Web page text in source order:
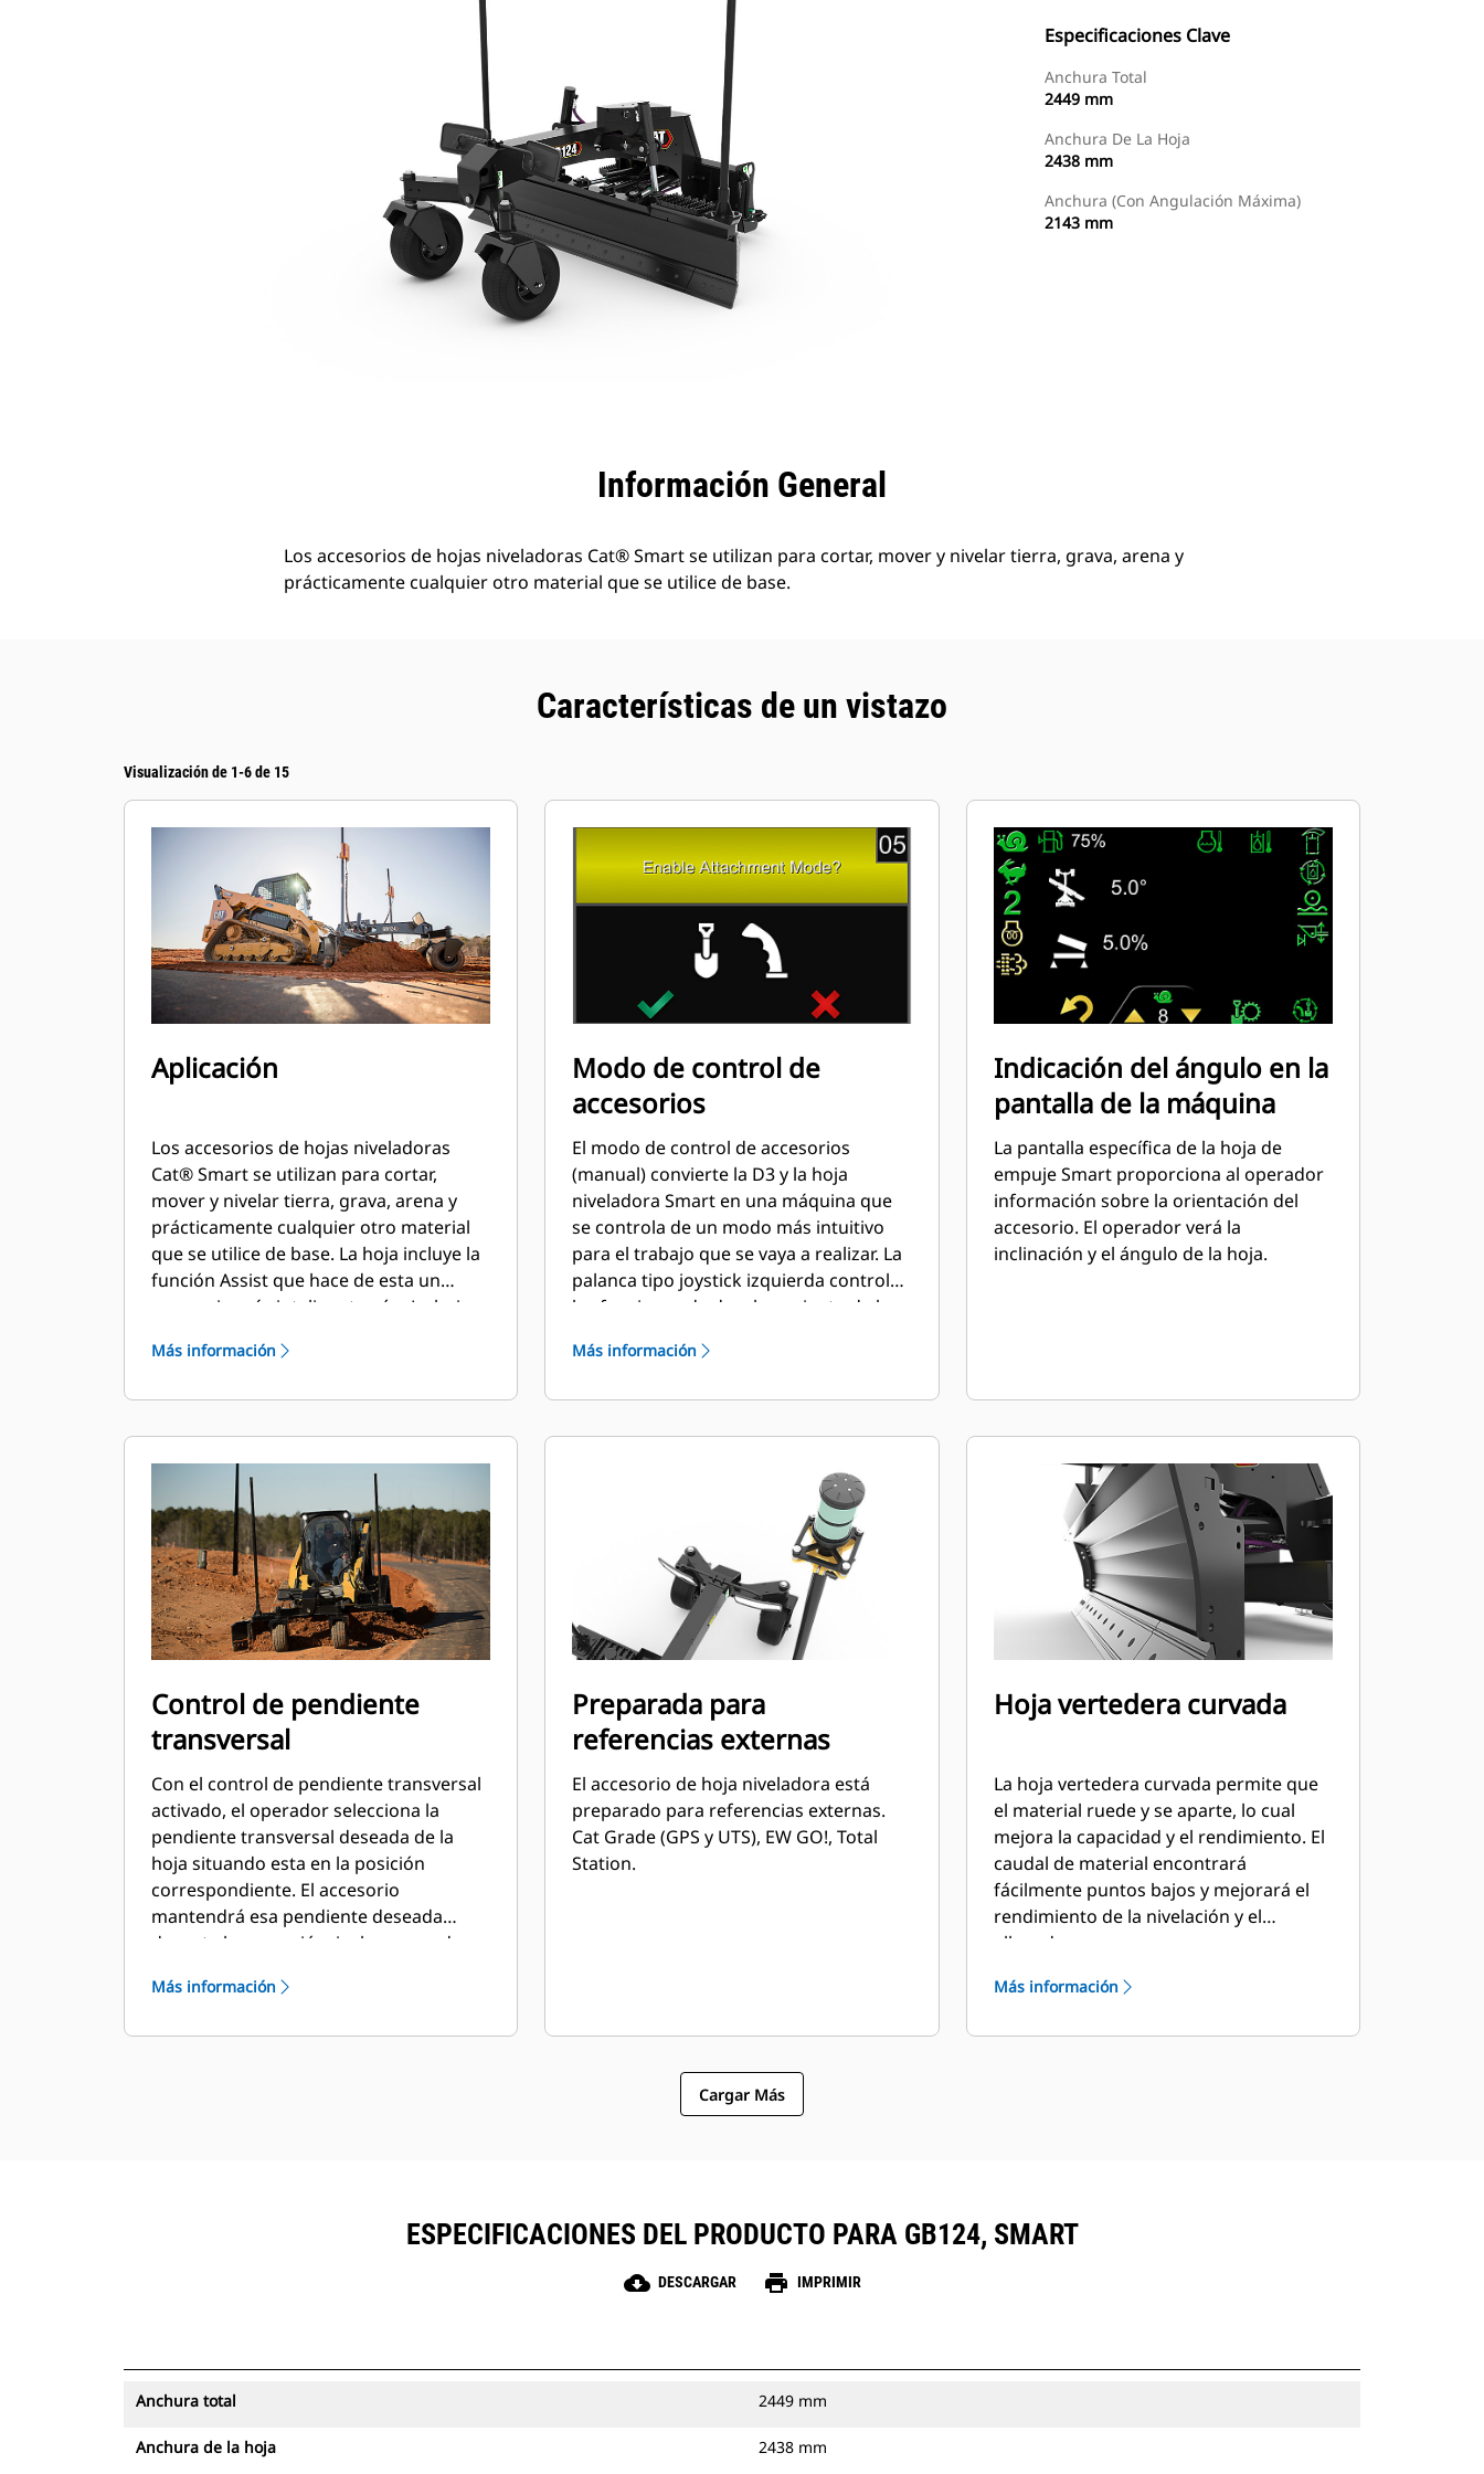
Especificaciones Clave
Anchura Total
2449 mm
Anchura De La Hoja
2438 mm
Anchura (con Angulación Máxima)
2143 mm
Información General
Los accesorios de hojas niveladoras Cat® Smart se utilizan para cortar, mover y nivelar tierra, grava, arena y
prácticamente cualquier otro material que se utilice de base.
Características de un vistazo
Visualización de 1-6 de 15
Aplicación
Los accesorios de hojas niveladoras
Cat® Smart se utilizan para cortar,
mover y nivelar tierra, grava, arena y
prácticamente cualquier otro material
que se utilice de base. La hoja incluye la
función Assist que hace de esta un
accesorio más inteligente aún. La hoja
de control de pendiente transversal en
D3.
Más información
Modo de control de
accesorios
El modo de control de accesorios
(manual) convierte la D3 y la hoja
niveladora Smart en una máquina que
se controla de un modo más intuitivo
para el trabajo que se vaya a realizar. La
palanca tipo joystick izquierda controla
las funciones de desplazamiento de la
derecha maneja el accesorio.
Más información
Indicación del ángulo en la
pantalla de la máquina
La pantalla específica de la hoja de
empuje Smart proporciona al operador
información sobre la orientación del
accesorio. El operador verá la
inclinación y el ángulo de la hoja.
Control de pendiente
transversal
Con el control de pendiente transversal
activado, el operador selecciona la
pendiente transversal deseada de la
hoja situando esta en la posición
correspondiente. El accesorio
mantendrá esa pendiente deseada
durante la operación, incluso cuando
Más información
Preparada para
referencias externas
El accesorio de hoja niveladora está
preparado para referencias externas.
Cat Grade (GPS y UTS), EW GO!, Total
Station.
Hoja vertedera curvada
La hoja vertedera curvada permite que
el material ruede y se aparte, lo cual
mejora la capacidad y el rendimiento. El
caudal de material encontrará
fácilmente puntos bajos y mejorará el
rendimiento de la nivelación y el
allanado.
Más información
Cargar Más
ESPECIFICACIONES DEL PRODUCTO PARA GB124, SMART
cloud_download DESCARGAR print IMPRIMIR
Anchura total 2449 mm
Anchura de la hoja 2438 mm